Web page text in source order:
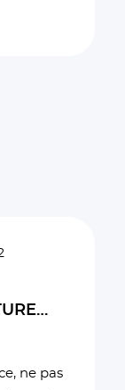
ne pas